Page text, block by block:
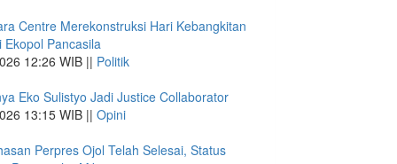
Centre Merekonstruksi Hari Kebangkitan
Ekopol Pancasila
12:26 WIB || Politik
Eko Sulistyo Jadi Justice Collaborator
13:15 WIB || Opini
Perpres Ojol Telah Selesai, Status